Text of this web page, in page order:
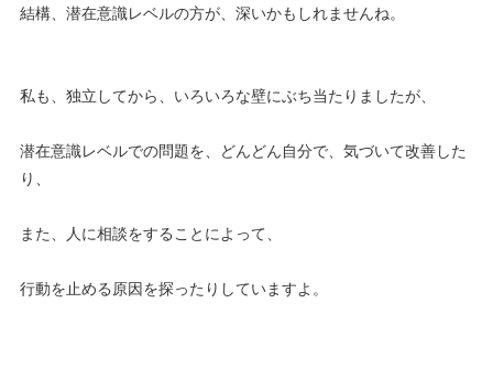
結構、潜在意識レベルの方が、深いかもしれませんね。
私も、独立してから、いろいろな壁にぶち当たりましたが、
潜在意識レベルでの問題を、どんどん自分で、気づいて改善した
り、
また、人に相談をすることによって、
行動を止める原因を探ったりしていますよ。